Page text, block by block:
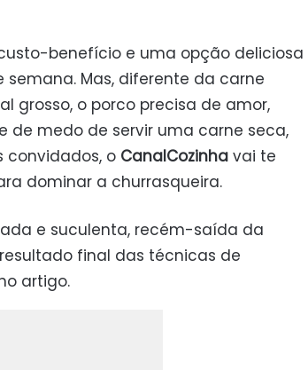
benefício e uma opção deliciosa
Mas, diferente da carne
grosso, o porco precisa de amor,
de medo de servir uma carne seca,
convidados, o CanalCozinha vai te
dominar a churrasqueira.